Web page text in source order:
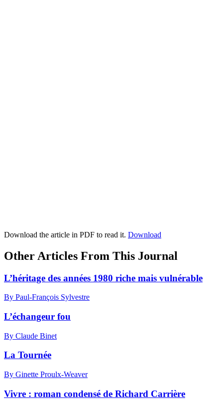
Download the article in PDF to read it. Download
Other Articles From This Journal
L’héritage des années 1980 riche mais vulnérable
By Paul-François Sylvestre
L’échangeur fou
By Claude Binet
La Tournée
By Ginette Proulx-Weaver
Vivre : roman condensé de Richard Carrière